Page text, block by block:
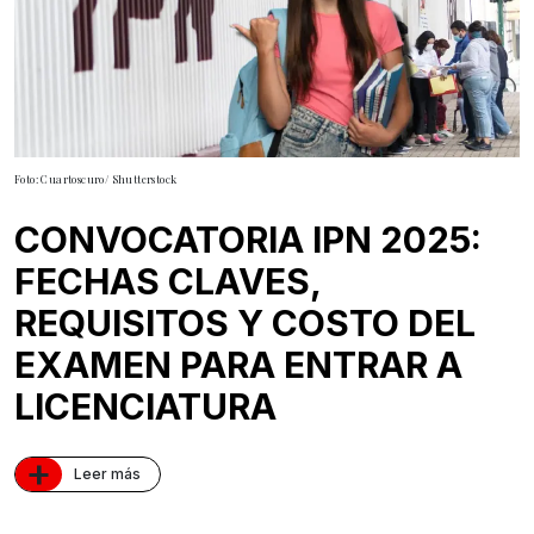
Foto: Cuartoscuro/ Shutterstock
CONVOCATORIA IPN 2025:
FECHAS CLAVES,
REQUISITOS Y COSTO DEL
EXAMEN PARA ENTRAR A
LICENCIATURA
+ Leer más